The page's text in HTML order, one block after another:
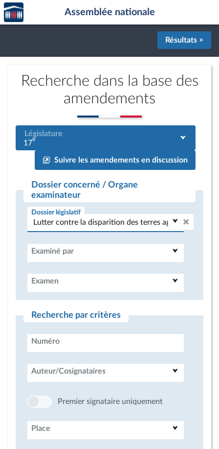
Aller au contenu
Aller en bas de la page
Accèder
à la
page
Assemblée nationale
Résultats >
Recherche dans la base des
amendements
Législature
17e
Suivre les amendements en discussion
Dossier concerné / Organe
examinateur
Dossier législatif
Examiné par
Examen
Recherche par critères
Numéro
Auteur/Cosignataires
Premier signataire uniquement
Place